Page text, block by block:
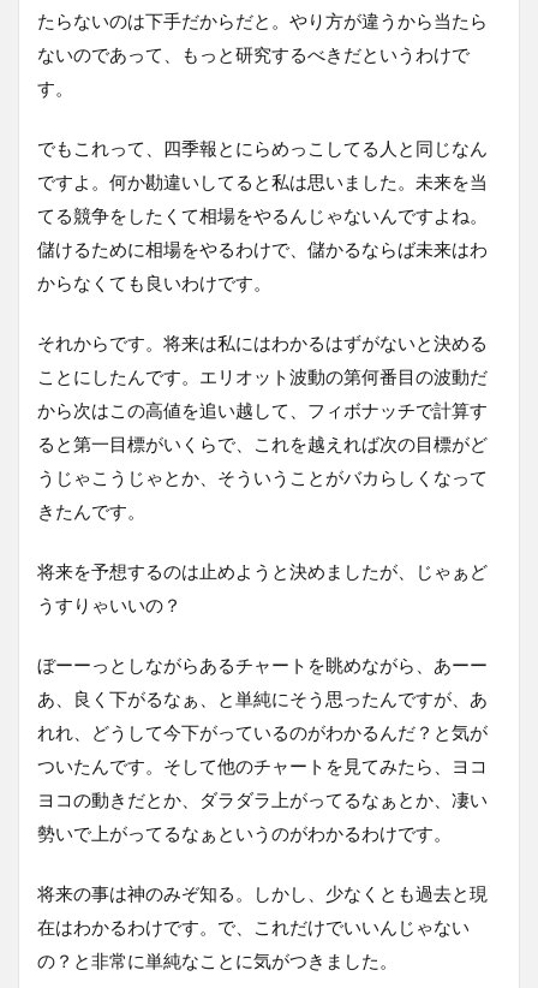
たらないのは下手だからだと。やり方が違うから当たら
ないのであって、もっと研究するべきだというわけで
す。
でもこれって、四季報とにらめっこしてる人と同じなん
ですよ。何か勘違いしてると私は思いました。未来を当
てる競争をしたくて相場をやるんじゃないんですよね。
儲けるために相場をやるわけで、儲かるならば未来はわ
からなくても良いわけです。
それからです。将来は私にはわかるはずがないと決める
ことにしたんです。エリオット波動の第何番目の波動だ
から次はこの高値を追い越して、フィボナッチで計算す
ると第一目標がいくらで、これを越えれば次の目標がど
うじゃこうじゃとか、そういうことがバカらしくなって
きたんです。
将来を予想するのは止めようと決めましたが、じゃぁど
うすりゃいいの？
ぼーーっとしながらあるチャートを眺めながら、あーー
あ、良く下がるなぁ、と単純にそう思ったんですが、あ
れれ、どうして今下がっているのがわかるんだ？と気が
ついたんです。そして他のチャートを見てみたら、ヨコ
ヨコの動きだとか、ダラダラ上がってるなぁとか、凄い
勢いで上がってるなぁというのがわかるわけです。
将来の事は神のみぞ知る。しかし、少なくとも過去と現
在はわかるわけです。で、これだけでいいんじゃない
の？と非常に単純なことに気がつきました。